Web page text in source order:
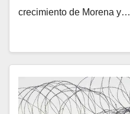
crecimiento de Morena y…